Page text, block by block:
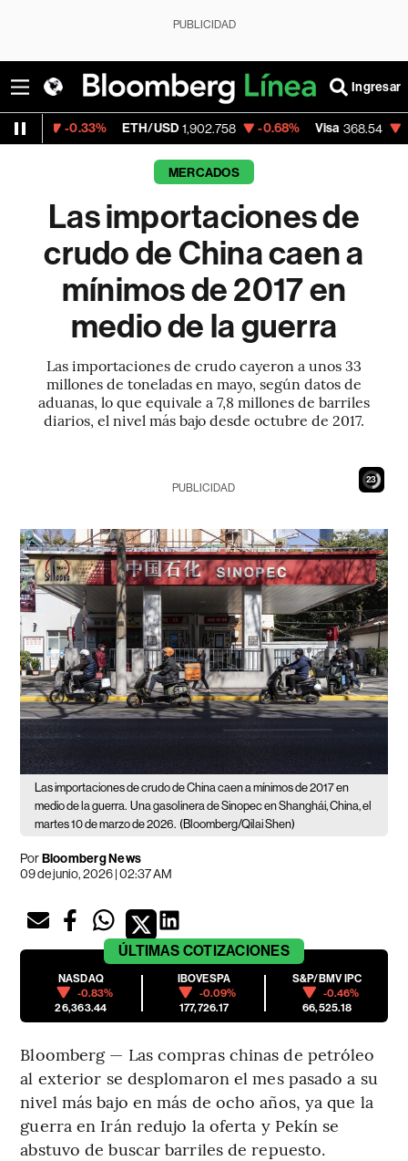
PUBLICIDAD
Ingresar
ETH/USD 1,902.758 -0.68% Visa 368.54 -0.28%
MERCADOS
Las importaciones de
crudo de China caen a
mínimos de 2017 en
medio de la guerra
Las importaciones de crudo cayeron a unos 33
millones de toneladas en mayo, según datos de
aduanas, lo que equivale a 7,8 millones de barriles
diarios, el nivel más bajo desde octubre de 2017.
22
PUBLICIDAD
Las importaciones de crudo de China caen a mínimos de 2017 en
medio de la guerra. Una gasolinera de Sinopec en Shanghái, China, el
martes 10 de marzo de 2026. (Bloomberg/Qilai Shen)
PorBloomberg News
09 de junio, 2026 | 02:37 AM
ÚLTIMAS COTIZACIONES
NASDAQ
-0.83%
26,363.44
IBOVESPA
-0.09%
177,726.17
S&P/BMV IPC
-0.46%
66,525.18
Bloomberg — Las compras chinas de petróleo
al exterior se desplomaron el mes pasado a su
nivel más bajo en más de ocho años, ya que la
guerra en Irán redujo la oferta y Pekín se
abstuvo de buscar barriles de repuesto.